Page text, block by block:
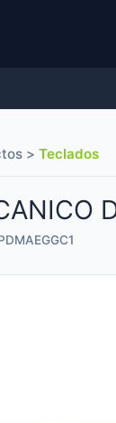
> Teclados